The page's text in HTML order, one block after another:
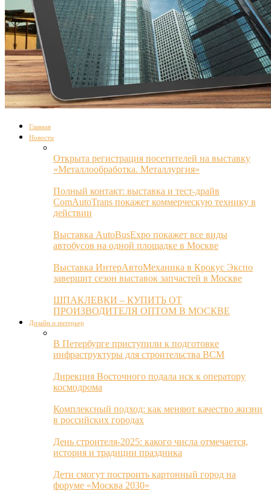
Главная
Новости
Открыта регистрация посетителей на выставку
«Металлообработка. Металлургия»
Полный контакт: выставка и тест-драйв
ComAutoTrans покажет коммерческую технику в
действии
Выставка AutoBusExpo покажет все виды
автобусов на одной площадке в Москве
Выставка ИнтерАвтоМеханика в Крокус Экспо
завершит сезон выставок запчастей в Москве
ШПАКЛЕВКИ – КУПИТЬ ОТ
ПРОИЗВОДИТЕЛЯ ОПТОМ В МОСКВЕ
Дизайн и интерьер
В Петербурге приступили к подготовке
инфраструктуры для строительства ВСМ
Дирекция Восточного подала иск к оператору
космодрома
Комплексный подход: как меняют качество жизни
в российских городах
День строителя-2025: какого числа отмечается,
история и традиции праздника
Дети смогут построить картонный город на
форуме «Москва 2030»